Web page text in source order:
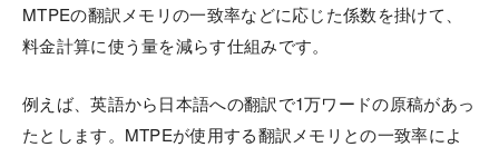
MTPEの翻訳メモリの一致率などに応じた係数を掛けて、
料金計算に使う量を減らす仕組みです。
例えば、英語から日本語への翻訳で1万ワードの原稿があっ
たとします。MTPEが使用する翻訳メモリとの一致率によ